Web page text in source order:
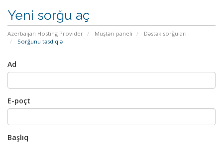
Yeni sorğu aç
Azerbaijan Hosting Provider Müştəri paneli
Dəstək sorğuları
Sorğunu təsdiqlə
Ad
E-poçt
Başlıq